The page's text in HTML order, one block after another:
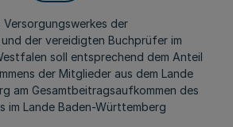
Versorgungswerkes der
der vereidigten Buchprüfer im
soll entsprechend dem Anteil
der Mitglieder aus dem Lande
am Gesamtbeitragsaufkommen des
im Lande Baden-Württemberg